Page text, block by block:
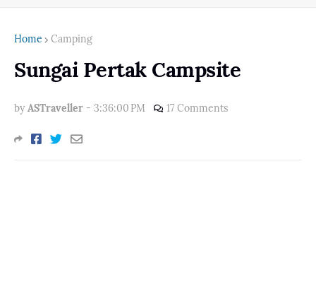
Home Camping
Sungai Pertak Campsite
by ASTraveller - 3:36:00 PM 17 Comments